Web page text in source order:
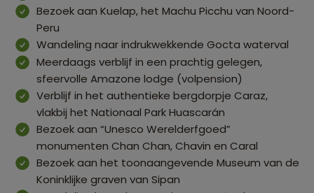
Bezoek aan Kuelap, het Machu Picchu van Noord-
Peru
Wandeling naar indrukwekkende Gocta waterval
Meerdaags verblijf in een prachtig gelegen,
sfeervolle Amazone lodge (volpension)
Verblijf in het authentieke bergdorpje Caraz,
vlakbij het Nationaal Park Huascarán
Bezoek aan “Unesco Werelderfgoed”
monumenten Chan Chan, Chavin en Caral
Bezoek aan het toonaangevende Museum van de
Koninklijke graven van Sipan